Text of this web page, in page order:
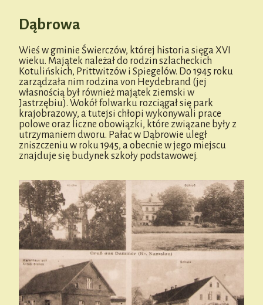
Dąbrowa
Wieś w gminie Świerczów, której historia sięga XVI
wieku. Majątek należał do rodzin szlacheckich
Kotulińskich, Prittwitzów i Spiegelów. Do 1945 roku
zarządzała nim rodzina von Heydebrand (jej
własnością był również majątek ziemski w
Jastrzębiu). Wokół folwarku rozciągał się park
krajobrazowy, a tutejsi chłopi wykonywali prace
polowe oraz liczne obowiązki, które związane były z
utrzymaniem dworu. Pałac w Dąbrowie uległ
zniszczeniu w roku 1945, a obecnie w jego miejscu
znajduje się budynek szkoły podstawowej.